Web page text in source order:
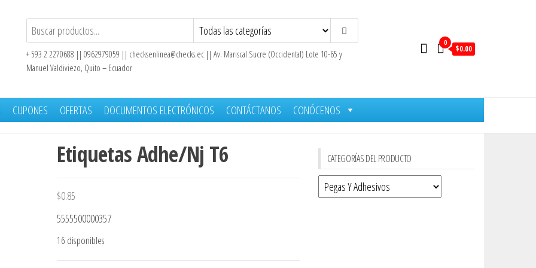
+ 593 2 2270688 || 0962979059 || checksenlinea@checks.ec || Av. Mariscal Sucre (Occidental) Lote 10-65 y
Manuel Valdiviezo, Quito – Ecuador
0
$0.00
CUPONES OFERTAS DOCUMENTOS ELECTRÓNICOS CONTÁCTANOS CONÓCENOS
Etiquetas Adhe/Nj T6
$0.85
5555500000357
16 disponibles
CATEGORÍAS DEL PRODUCTO